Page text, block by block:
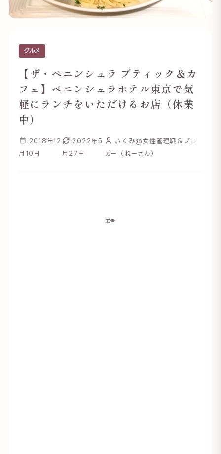
グルメ
【ザ・ペニンシュラ ブティック＆カ
フェ】ペニンシュラホテル東京で気
軽にランチをいただけるお店（休業
中）
2018年12
月10日
2022年5
月27日
いくみ@女性管理職＆ブロ
ガー（ねーさん）
広告